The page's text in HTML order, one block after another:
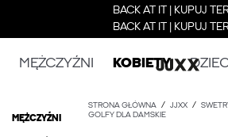
BACK AT IT | KUPUJ
BACK AT IT | KUPUJ
MĘŻCZYŹNI KOBIETY
MĘŻCZYŹNI
STRONA GŁÓWNA JJXX
GOLFY DLA DAMSKIE